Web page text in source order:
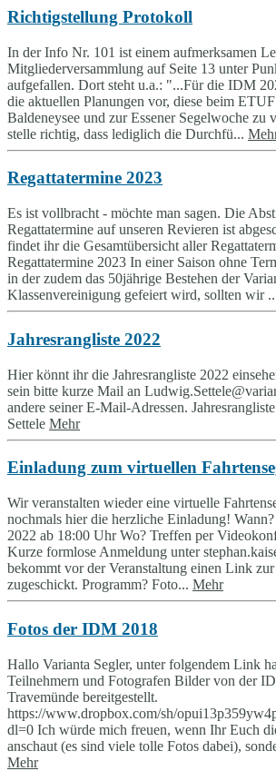
Richtigstellung Protokoll
In der Info Nr. 101 ist einem aufmerksamen
Mitgliederversammlung auf Seite 13 unter
aufgefallen. Dort steht u.a.: "...Für die IDM
die aktuellen Planungen vor, diese beim
Baldeneysee und zur Essener Segelwoche zu
stelle richtig, dass lediglich die Durchfü...
Regattatermine 2023
Es ist vollbracht - möchte man sagen. Die
Regattatermine auf unseren Revieren ist
findet ihr die Gesamtübersicht aller
Regattatermine 2023 In einer Saison ohne
in der zudem das 50jährige Bestehen der
Klassenvereinigung gefeiert wird, sollten wir
Jahresrangliste 2022
Hier könnt ihr die Jahresrangliste 2022
sein bitte kurze Mail an
andere seiner E-Mail-Adressen.
Settele Mehr
Einladung zum virtuellen
Wir veranstalten wieder eine virtuelle
nochmals hier die herzliche Einladung!
2022 ab 18:00 Uhr Wo? Treffen per
Kurze formlose Anmeldung unter
bekommt vor der Veranstaltung einen Link
zugeschickt. Programm? Foto... Mehr
Fotos der IDM 2018
Hallo Varianta Segler, unter folgendem Link
Teilnehmern und Fotografen Bilder von der
Travemünde bereitgestellt.
https://www.dropbox.com/sh/
dl=0 Ich würde mich freuen, wenn Ihr Euch
anschaut (es sind viele tolle Fotos dabei),
Mehr